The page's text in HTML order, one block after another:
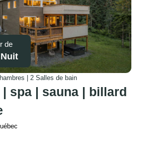
| 2 Salles de bain
spa | sauna | billard
de
Nuit